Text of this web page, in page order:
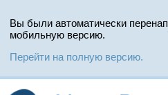
Вы были автоматически
мобильную версию.
Перейти на полную версию.